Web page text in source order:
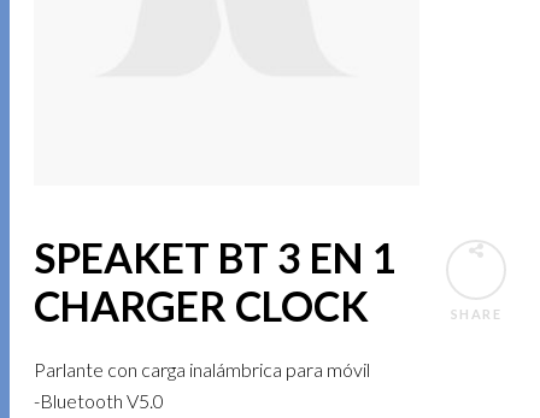
SHARE
SPEAKET BT 3 EN 1
CHARGER CLOCK
Parlante con carga inalámbrica para móvil
-Bluetooth V5.0